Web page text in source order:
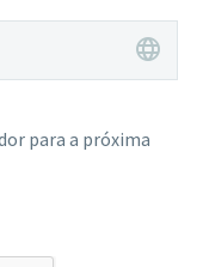
para a próxima